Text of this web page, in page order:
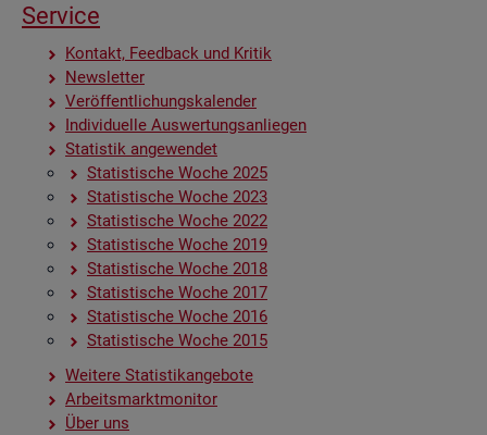
Ser­vice
Kon­takt, Feed­back und Kri­tik
News­let­ter
Ver­öf­fent­li­chungs­ka­len­der
In­di­vi­du­el­le Aus­wer­tungs­an­lie­gen
Sta­tis­tik an­ge­wen­det
Sta­tis­ti­sche Woche 2025
Sta­tis­ti­sche Woche 2023
Sta­tis­ti­sche Woche 2022
Sta­tis­ti­sche Woche 2019
Sta­tis­ti­sche Woche 2018
Sta­tis­ti­sche Woche 2017
Sta­tis­ti­sche Woche 2016
Sta­tis­ti­sche Woche 2015
Wei­te­re Sta­tis­tik­an­ge­bo­te
Ar­beits­markt­mo­ni­tor
Über uns